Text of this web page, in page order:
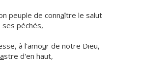
peuple de connaître le salut
ses péchés,
à l'amour de notre Dieu,
astre d'en haut,